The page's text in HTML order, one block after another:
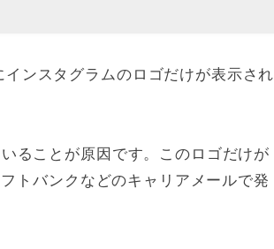
ンスタグラムのロゴだけが表示され
ることが原因です。このロゴだけが
トバンクなどのキャリアメールで発